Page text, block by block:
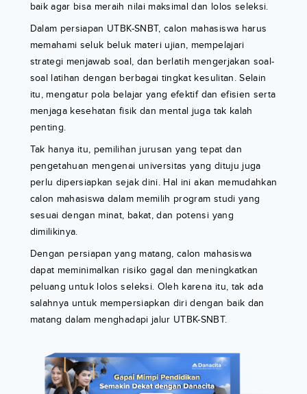
baik agar bisa meraih nilai maksimal dan lolos seleksi.
Dalam persiapan UTBK-SNBT, calon mahasiswa harus
memahami seluk beluk materi ujian, mempelajari
strategi menjawab soal, dan berlatih mengerjakan soal-
soal latihan dengan berbagai tingkat kesulitan. Selain
itu, mengatur pola belajar yang efektif dan efisien serta
menjaga kesehatan fisik dan mental juga tak kalah
penting.
Tak hanya itu, pemilihan jurusan yang tepat dan
pengetahuan mengenai universitas yang dituju juga
perlu dipersiapkan sejak dini. Hal ini akan memudahkan
calon mahasiswa dalam memilih program studi yang
sesuai dengan minat, bakat, dan potensi yang
dimilikinya.
Dengan persiapan yang matang, calon mahasiswa
dapat meminimalkan risiko gagal dan meningkatkan
peluang untuk lolos seleksi. Oleh karena itu, tak ada
salahnya untuk mempersiapkan diri dengan baik dan
matang dalam menghadapi jalur UTBK-SNBT.